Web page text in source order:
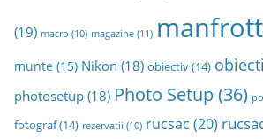
(19) macro (10) magazine (11)
munte (15) Nikon (18) obiectiv(14)
photosetup (18) Photo Setup(36)
fotograf(14) rezervatii (10) rucsac (20)